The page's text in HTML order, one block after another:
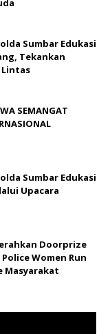
Sumbar Edukasi
Tekankan
SEMANGAT
Sumbar Edukasi
Upacara
Doorprize
Women Run
Masyarakat